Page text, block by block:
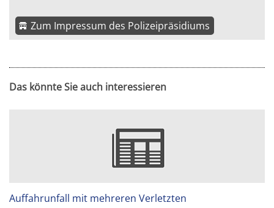
Zum Impressum des Polizeipräsidiums
Das könnte Sie auch interessieren
Auffahrunfall mit mehreren Verletzten